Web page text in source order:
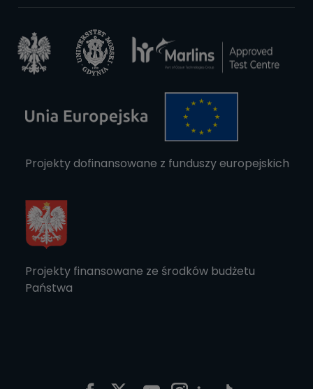
Projekty dofinansowane z funduszy europejskich
Projekty finansowane ze środków budżetu
Państwa